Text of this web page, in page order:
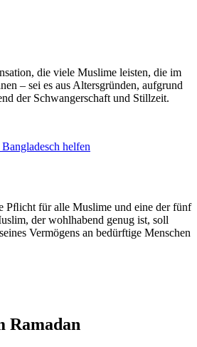
die viele Muslime leisten, die im
– sei es aus Alters­­gründen, auf­­grund
der Schwanger­schaft und Still­­zeit.
Pﬂicht für alle Muslime und eine der fünf
der wohl­habend genug ist, soll
Ver­mögens an be­dürftige Menschen
Ramadan